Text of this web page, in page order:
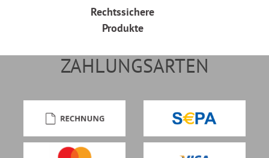
Rechtssichere
Produkte
ZAHLUNGSARTEN